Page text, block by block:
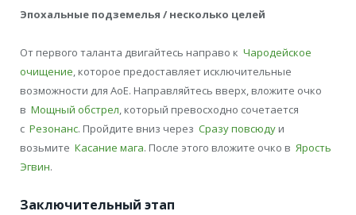
Эпохальные подземелья / несколько целей
От первого таланта двигайтесь направо к Чародейское
очищение, которое предоставляет исключительные
возможности для АоЕ. Направляйтесь вверх, вложите очко
в Мощный обстрел, который превосходно сочетается
с Резонанс. Пройдите вниз через Сразу повсюду и
возьмите Касание мага. После этого вложите очко в Ярость
Эгвин.
Заключительный этап